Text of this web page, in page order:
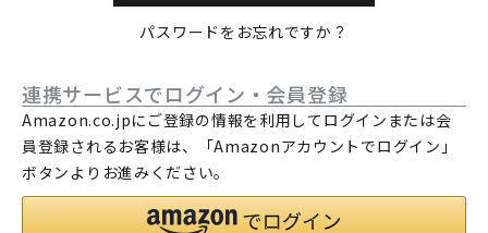
パスワードをお忘れですか？
連携サービスでログイン・会員登録
Amazon.co.jpにご登録の情報を利用してログインまたは会
員登録されるお客様は、「Amazonアカウントでログイン」
ボタンよりお進みください。